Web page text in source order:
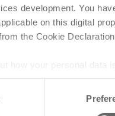
development. You
on this digital
the Cookie
personalise content and
als
ganzen Artikel Wenn noch